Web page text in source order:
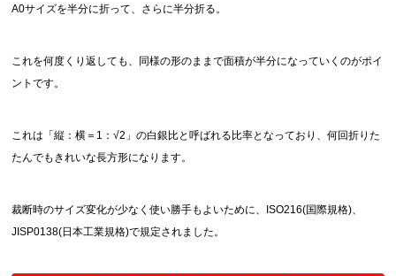
A0サイズを半分に折って、さらに半分折る。
これを何度くり返しても、同様の形のままで面積が半分になっていくのがポイ
ントです。
これは「縦：横＝1：√2」の白銀比と呼ばれる比率となっており、何回折りた
たんでもきれいな長方形になります。
裁断時のサイズ変化が少なく使い勝手もよいために、ISO216(国際規格)、
JISP0138(日本工業規格)で規定されました。